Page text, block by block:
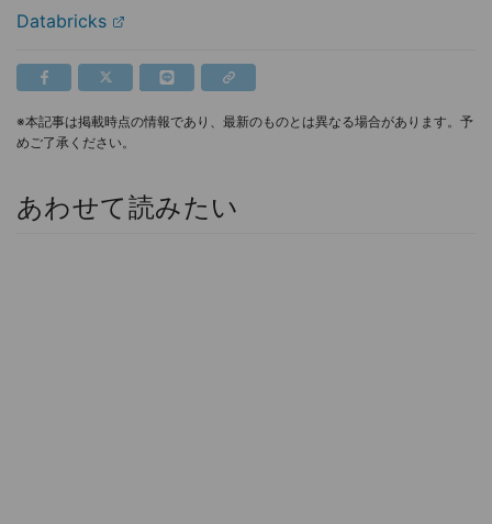
Databricks
※本記事は掲載時点の情報であり、最新のものとは異なる場合があります。予
めご了承ください。
あわせて読みたい